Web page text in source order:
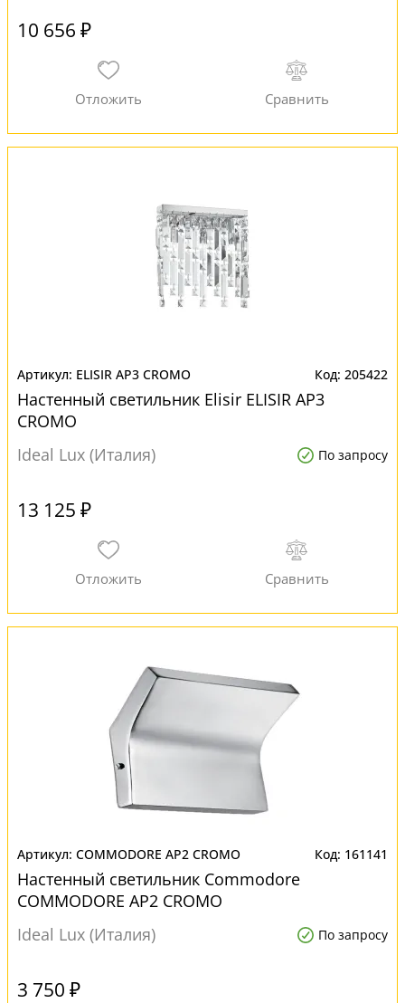
10 656 ₽
ELISIR AP3 CROMO 205422
Настенный светильник Elisir ELISIR AP3
CROMO
Ideal Lux (Италия)
По запросу
13 125 ₽
COMMODORE AP2 CROMO 161141
Настенный светильник Commodore
COMMODORE AP2 CROMO
Ideal Lux (Италия)
По запросу
3 750 ₽